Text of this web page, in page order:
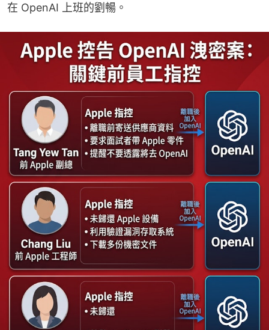
在 OpenAI 上班的劉暢。